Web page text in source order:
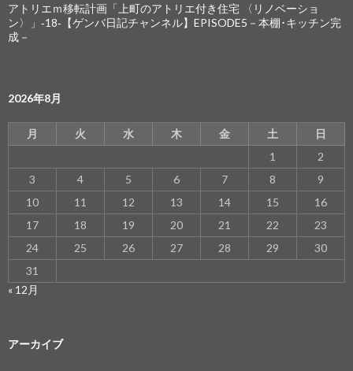
アトリエｍ移転計画「上町のアトリエ付き住宅 〈リノベーショ
ン〉」‐18‐【ゲンバ日記チャンネル】EPISODE5－本棚･キッチン完
成－
2026年8月
月 火 水 木 金 土
日
1
2
3
4 5 6 7 8
9
10
11 12 13 14 15
16
17
18 19 20 21 22
23
24
25 26 27 28 29
30
31
« 12月
アーカイブ